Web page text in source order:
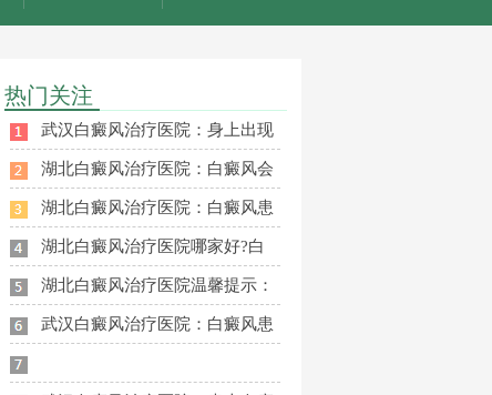
热门关注
武汉白癜风治疗医院：身上出现
湖北白癜风治疗医院：白癜风会
湖北白癜风治疗医院：白癜风患
湖北白癜风治疗医院哪家好?白
湖北白癜风治疗医院温馨提示：
武汉白癜风治疗医院：白癜风患